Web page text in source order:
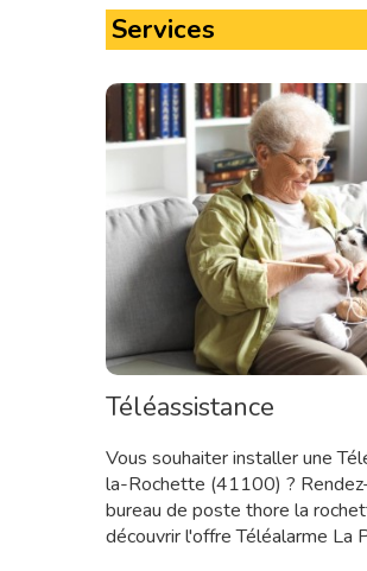
Services
Téléassistance
Vous souhaiter installer une
la-Rochette (41100) ?
bureau de poste thore la
découvrir l'offre Téléalarme La